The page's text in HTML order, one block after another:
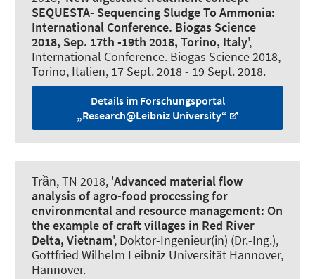
SEQUESTA- Sequencing Sludge To Ammonia:
International Conference. Biogas Science
2018, Sep. 17th -19th 2018, Torino, Italy',
International Conference. Biogas Science 2018,
Torino, Italien, 17 Sept. 2018- 19 Sept. 2018.
Details im Forschungsportal
„Research@Leibniz University“
Trần, TN 2018, 'Advanced material flow
analysis of agro-food processing for
environmental and resource management: On
the example of craft villages in Red River
Delta, Vietnam', Doktor-Ingenieur(in) (Dr.-Ing.),
Gottfried Wilhelm Leibniz Universität Hannover,
Hannover.